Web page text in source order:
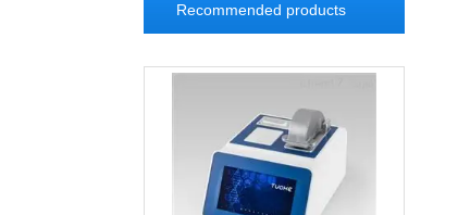
Recommended products